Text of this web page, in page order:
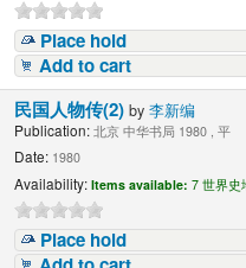
Place hold
Add to cart
民国人物传(2)by李新编
Publication: 北京 中华书局 1980 , 平
Date: 1980
Availability: Items available: 7 世界史
Place hold